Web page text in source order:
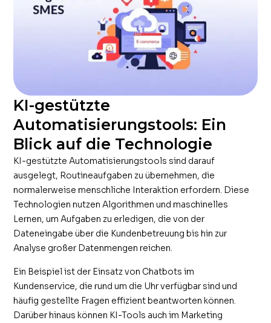
KI-gestützte
Automatisierungstools: Ein
Blick auf die Technologie
KI-gestützte Automatisierungstools sind darauf
ausgelegt, Routineaufgaben zu übernehmen, die
normalerweise menschliche Interaktion erfordern. Diese
Technologien nutzen Algorithmen und maschinelles
Lernen, um Aufgaben zu erledigen, die von der
Dateneingabe über die Kundenbetreuung bis hin zur
Analyse großer Datenmengen reichen.
Ein Beispiel ist der Einsatz von Chatbots im
Kundenservice, die rund um die Uhr verfügbar sind und
häufig gestellte Fragen effizient beantworten können.
Darüber hinaus können KI-Tools auch im Marketing